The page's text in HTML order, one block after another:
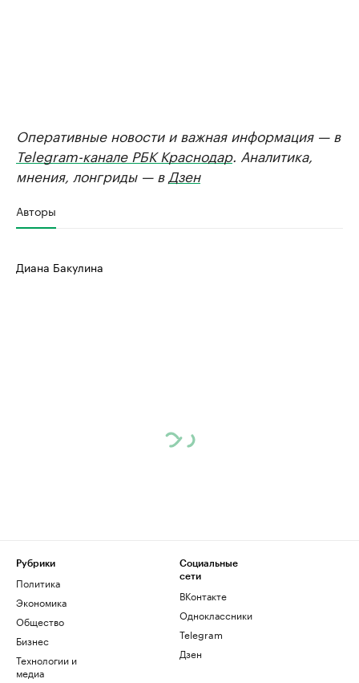
Оперативные новости и важная информация — в
Telegram-канале РБК Краснодар. Аналитика,
мнения, лонгриды — в Дзен
Авторы
Диана Бакулина
Рубрики
Политика
Экономика
Общество
Бизнес
Технологии и
медиа
Социальные
сети
ВКонтакте
Одноклассники
Telegram
Дзен